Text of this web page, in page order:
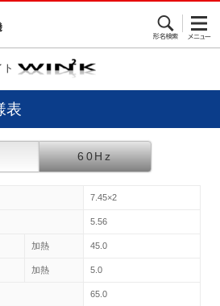
表
60Hz
7.45×2
5.56
加熱 45.0
加熱 5.0
65.0